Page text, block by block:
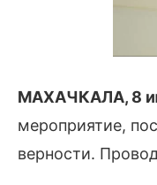
МАХАЧКАЛА, 8
мероприятие,
верности.